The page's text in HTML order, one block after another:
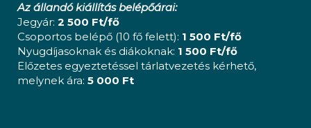
Az állandó kiállítás belépőárai:
Jegyár: 2 500 Ft/fő
Csoportos belépő (10 fő felett): 1 500 Ft/fő
Nyugdíjasoknak és diákoknak: 1 500 Ft/fő
Előzetes egyeztetéssel tárlatvezetés kérhető,
melynek ára: 5 000 Ft